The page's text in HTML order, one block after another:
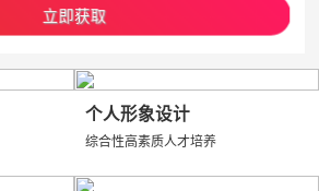
个人形象设计
综合性高素质人才培养